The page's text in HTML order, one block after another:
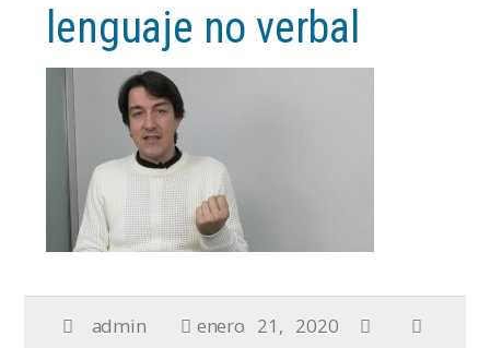
lenguaje no verbal
admin
enero 21, 2020